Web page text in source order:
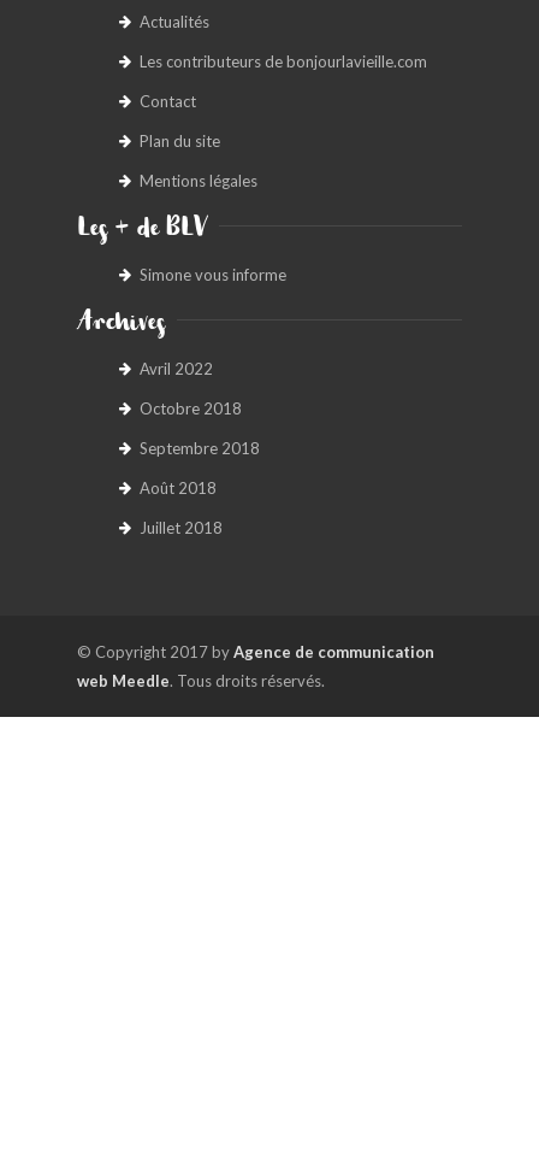
Actualités
Les contributeurs de bonjourlavieille.com
Contact
Plan du site
Mentions légales
Les + de BLV
Simone vous informe
Archives
Avril 2022
Octobre 2018
Septembre 2018
Août 2018
Juillet 2018
© Copyright 2017 byAgence de communication
web Meedle. Tous droits réservés.